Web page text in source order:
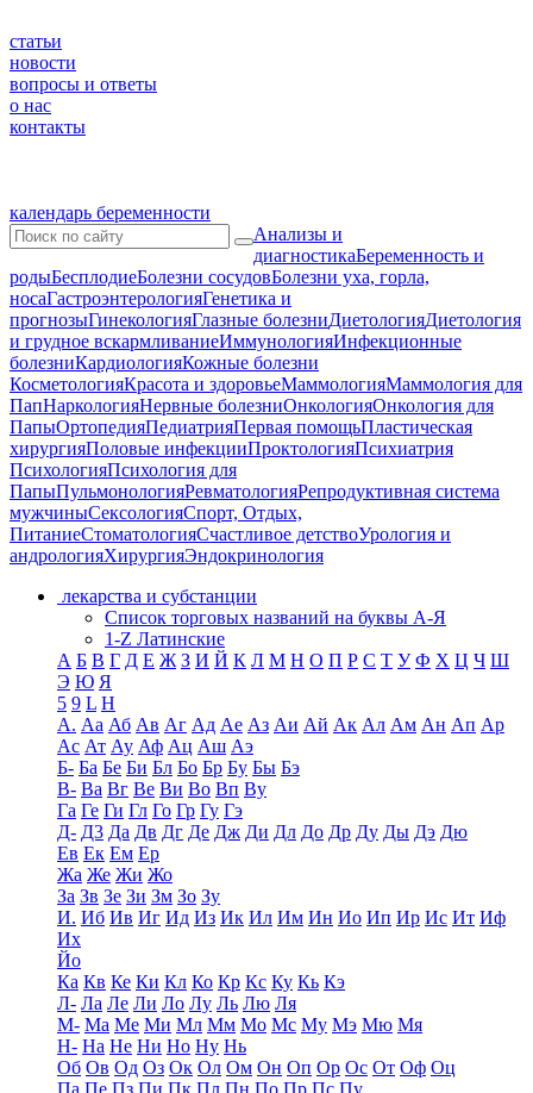
статьи
новости
вопросы и ответы
о нас
контакты
календарь беременности
Анализы и
диагностикаБеременность и
родыБесплодиеБолезни сосудовБолезни уха, горла,
носаГастроэнтерологияГенетика и
прогнозыГинекологияГлазные болезниДиетологияДиетология
и грудное вскармливаниеИммунологияИнфекционные
болезниКардиологияКожные болезни
КосметологияКрасота и здоровьеМаммологияМаммология для
ПапНаркологияНервные болезниОнкологияОнкология для
ПапыОртопедияПедиатрияПервая помощьПластическая
хирургияПоловые инфекцииПроктологияПсихиатрия
ПсихологияПсихология для
ПапыПульмонологияРевматологияРепродуктивная система
мужчиныСексологияСпорт, Отдых,
ПитаниеСтоматологияСчастливое детствоУрология и
андрологияХирургияЭндокринология
лекарства и субстанции
Список торговых названий на буквы А-Я
1-Z Латинские
А Б В Г Д Е Ж З И Й К Л М Н О П Р С Т У Ф Х Ц Ч Ш
Э Ю Я
5 9 L H
А. Аа Аб Ав Аг Ад Ае Аз Аи Ай Ак Ал Ам Ан Ап Ар
Ас Ат Ау Аф Ац Аш Аэ
Б- Ба Бе Би Бл Бо Бр Бу Бы Бэ
В- Ва Вг Ве Ви Во Вп Ву
Га Ге Ги Гл Го Гр Гу Гэ
Д- Д3 Да Дв Дг Де Дж Ди Дл До Др Ду Ды Дэ Дю
Ев Ек Ем Ер
Жа Же Жи Жо
За Зв Зе Зи Зм Зо Зу
И. Иб Ив Иг Ид Из Ик Ил Им Ин Ио Ип Ир Ис Ит Иф
Их
Йо
Ка Кв Ке Ки Кл Ко Кр Кс Ку Кь Кэ
Л- Ла Ле Ли Ло Лу Ль Лю Ля
М- Ма Ме Ми Мл Мм Мо Мс Му Мэ Мю Мя
Н- На Не Ни Но Ну Нь
Об Ов Од Оз Ок Ол Ом Он Оп Ор Ос От Оф Оц
Па Пе Пз Пи Пк Пл Пн По Пр Пс Пу